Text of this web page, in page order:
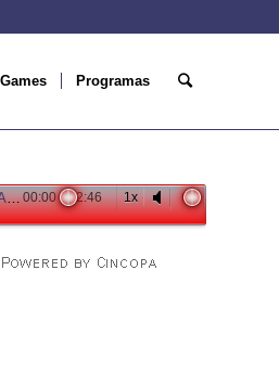
Programas
Antman00:00 02:46 1x